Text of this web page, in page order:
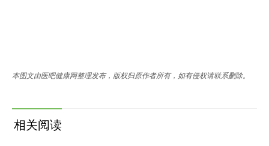
本图文由医吧健康网整理发布，版权归原作者所有，如有侵权请联系删除。
相关阅读